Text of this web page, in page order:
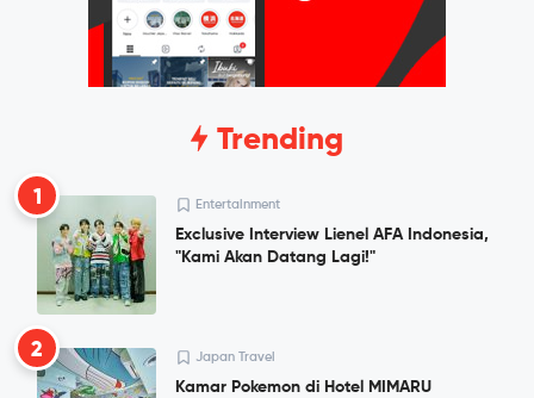
Trending
1 Entertainment
Exclusive Interview Lienel AFA Indonesia,
"Kami Akan Datang Lagi!"
2 Japan Travel
Kamar Pokemon di Hotel MIMARU